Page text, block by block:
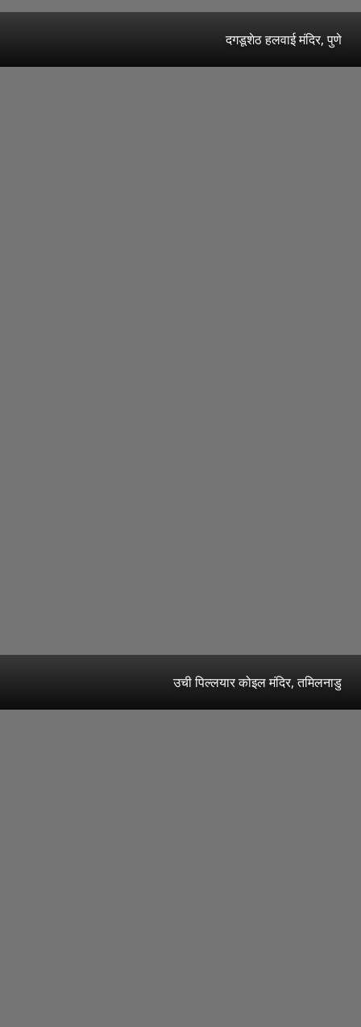
दगडूशेठ हलवाई मंदिर, पुणे
उची पिल्लयार कोइल मंदिर, तमिलनाडु